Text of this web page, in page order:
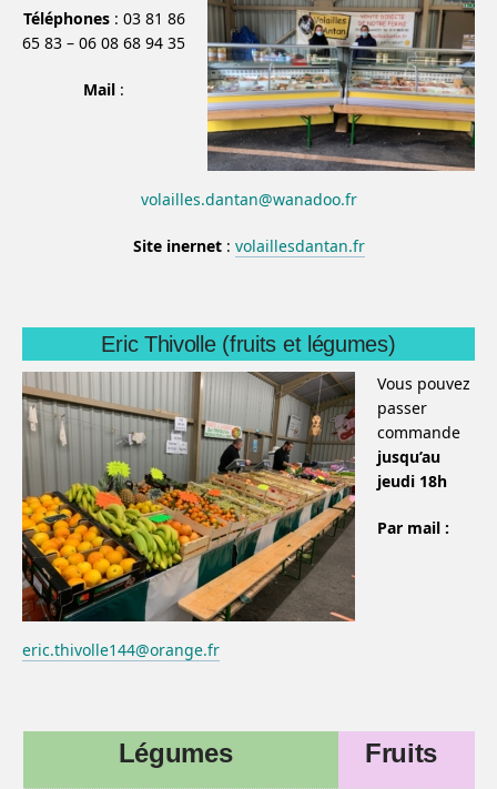
Téléphones: 03 81 86
65 83 – 06 08 68 94 35
Mail :
volailles.dantan@wanadoo.fr
Site inernet: volaillesdantan.fr
Eric Thivolle (fruits et légumes)
Vous pouvez
passer
commande
jusqu’au
jeudi 18h
Par mail :
eric.thivolle144@orange.fr
Légumes Fruits